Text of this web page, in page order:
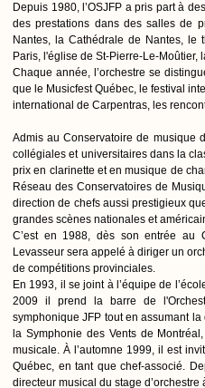
Depuis 1980, l’OSJFP a pris part à
des prestations dans des salles de
Nantes, la Cathédrale de Nantes, le
Paris, l'église de St-Pierre-Le-
Chaque année, l’orchestre se
que le Musicfest Québec, le festival
international de Carpentras, les
Admis au Conservatoire de musique
collégiales et universitaires dans la
prix en clarinette et en musique de
Réseau des Conservatoires de
direction de chefs aussi prestigieux
grandes scènes nationales et
C’est en 1988, dès son entrée au
Levasseur sera appelé à diriger un
de compétitions provinciales.
En 1993, il se joint à l’équipe de
2009 il prend la barre de
symphonique JFP tout en assumant
la Symphonie des Vents de
musicale. À l’automne 1999, il est
Québec, en tant que chef-associé.
directeur musical du stage